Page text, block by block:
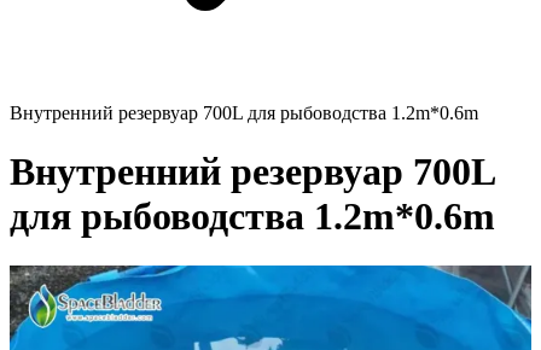
Внутренний резервуар 700L для рыбоводства 1.2m*0.6m
Внутренний резервуар 700L
для рыбоводства 1.2m*0.6m